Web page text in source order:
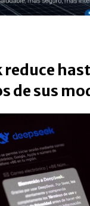
reduce
de sus